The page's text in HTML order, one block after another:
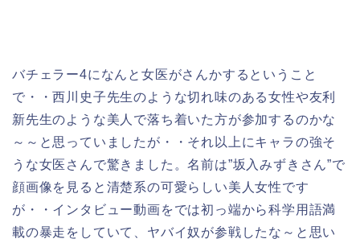
バチェラー4になんと女医がさんかするということ
で・・西川史子先生のような切れ味のある女性や友利
新先生のような美人で落ち着いた方が参加するのかな
～～と思っていましたが・・それ以上にキャラの強そ
うな女医さんで驚きました。名前は”坂入みずきさん”で
顔画像を見ると清楚系の可愛らしい美人女性です
が・・インタビュー動画をでは初っ端から科学用語満
載の暴走をしていて、ヤバイ奴が参戦したな～と思い